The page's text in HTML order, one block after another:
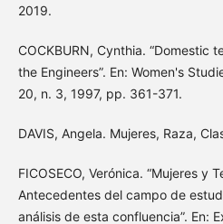
2019.
COCKBURN, Cynthia. “Domestic
the Engineers”. En: Women's
20, n. 3, 1997, pp. 361-371.
DAVIS, Angela. Mujeres, Raza,
FICOSECO, Verónica. “Mujeres y
Antecedentes del campo de
análisis de esta confluencia”. En: